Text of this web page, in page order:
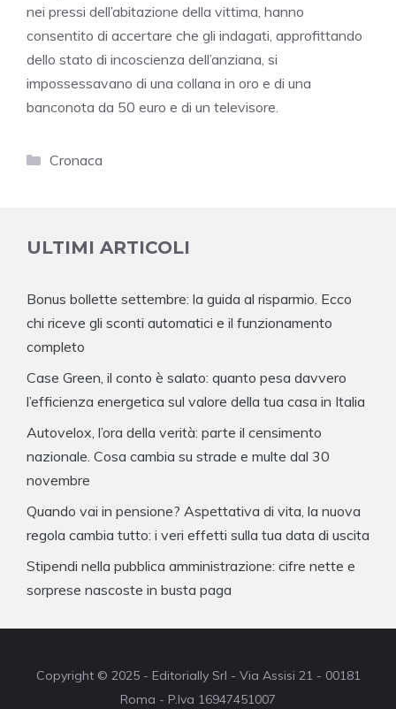
nei pressi dell’abitazione della vittima, hanno
consentito di accertare che gli indagati, approfittando
dello stato di incoscienza dell’anziana, si
impossessavano di una collana in oro e di una
banconota da 50 euro e di un televisore.
Categorie
Cronaca
ULTIMI ARTICOLI
Bonus bollette settembre: la guida al risparmio. Ecco
chi riceve gli sconti automatici e il funzionamento
completo
Case Green, il conto è salato: quanto pesa davvero
l’efficienza energetica sul valore della tua casa in Italia
Autovelox, l’ora della verità: parte il censimento
nazionale. Cosa cambia su strade e multe dal 30
novembre
Quando vai in pensione? Aspettativa di vita, la nuova
regola cambia tutto: i veri effetti sulla tua data di uscita
Stipendi nella pubblica amministrazione: cifre nette e
sorprese nascoste in busta paga
Copyright © 2025 - Editorially Srl - Via Assisi 21 - 00181
Roma - P.Iva 16947451007